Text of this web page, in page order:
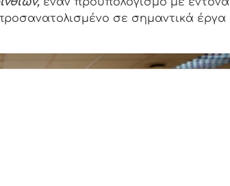
σε σημαντικά έργα